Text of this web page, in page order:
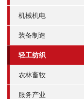
机械机电
装备制造
轻工纺织
农林畜牧
服务产业